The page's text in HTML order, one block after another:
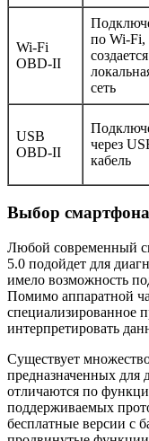
Wi-Fi
OBD-II
по Wi-Fi,
создается
сеть
USB
OBD-II
через
кабель
Выбор
Любой современный
5.0 подойдет для
имело возможность
Помимо аппаратной
специализированное
интерпретировать
Существует
предназначенных для
отличаются по
поддерживаемых
бесплатные версии с